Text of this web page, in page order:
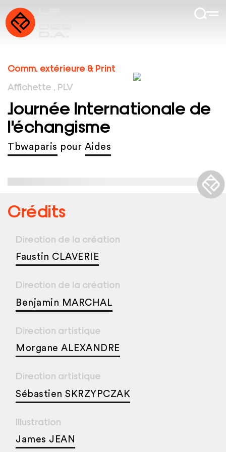
Comm. extérieure & Print
Affichette , PLV
Journée Internationale de
l'échangisme
Tbwaparis pour Aides
Crédits
Direction de la création
Faustin CLAVERIE
Direction de la création
Benjamin MARCHAL
Direction artistique
Morgane ALEXANDRE
Direction artistique
Sébastien SKRZYPCZAK
Illustration
James JEAN